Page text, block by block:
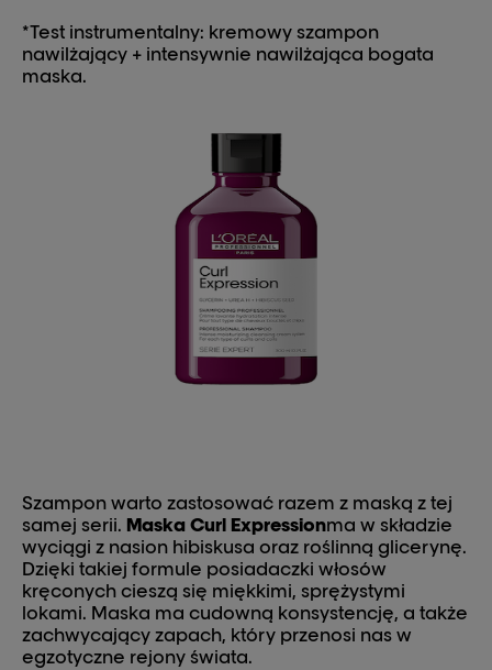
*Test instrumentalny: kremowy szampon
nawilżający + intensywnie nawilżająca bogata
maska.
Szampon warto zastosować razem z maską z tej
samej serii. Maska Curl Expressionma w składzie
wyciągi z nasion hibiskusa oraz roślinną glicerynę.
Dzięki takiej formule posiadaczki włosów
kręconych cieszą się miękkimi, sprężystymi
lokami. Maska ma cudowną konsystencję, a także
zachwycający zapach, który przenosi nas w
egzotyczne rejony świata.